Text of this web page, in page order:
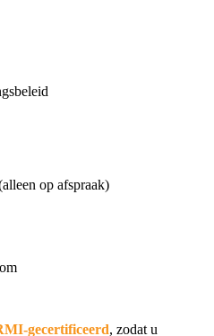
op afspraak)
gecertificeerd, zodat u